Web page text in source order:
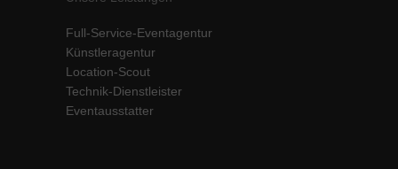
Full-Service-Eventagentur
Künstleragentur
Location-Scout
Technik-Dienstleister
Eventausstatter
standardmäßig blockiert. Wenn Cookies von externen Medien akzeptiert
werden, bedarf der Zugriff auf diese Inhalte keiner manuellen Einwilligung
Cookie-Informationen anzeigen
powered by Borlabs Cookie